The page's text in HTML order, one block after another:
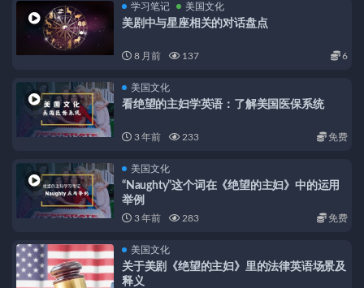
学习笔记 美国文化
美剧中与星座相关的对话盘点
8 月前 137 6
美国文化
看绝望的主妇学英语：了解美国医保系统
3 年前 233 免费
美国文化
“Naughty”这个词在《绝望的主妇》中的运用
举例
3 年前 283 免费
美国文化
关于美剧《绝望的主妇》里的法律英语场景及
释义